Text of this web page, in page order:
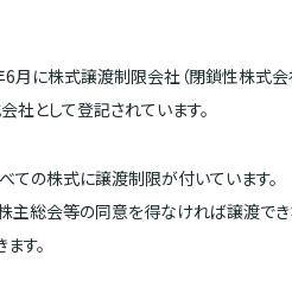
月に株式譲渡制限会社（閉鎖性株式会
として登記されています。
ての株式に譲渡制限が付いています。
主総会等の同意を得なければ譲渡で
す。